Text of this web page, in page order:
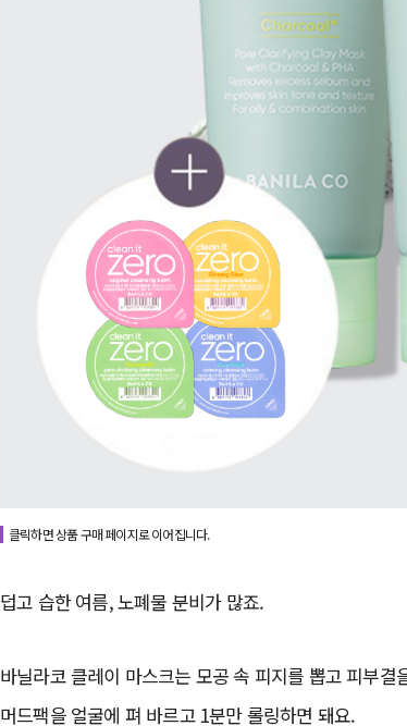
클릭하면 상품 구매 페이지로 이어집니다.
덥고 습한 여름, 노폐물 분비가 많죠.
바닐라코 클레이 마스크는 모공 속 피지를 뽑고 피부결
머드팩을 얼굴에 펴 바르고 1분만 롤링하면 돼요.